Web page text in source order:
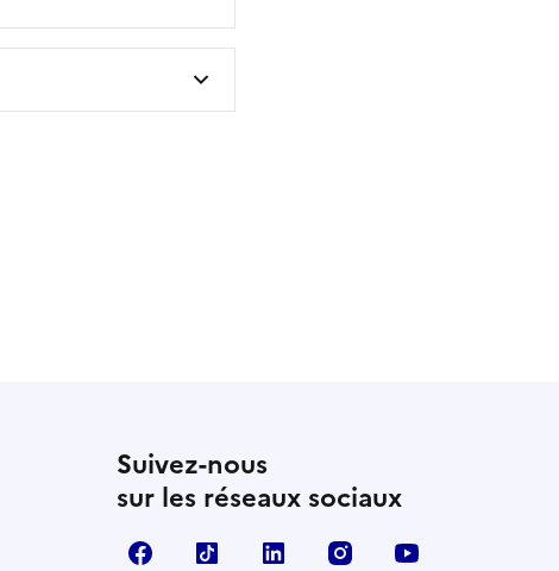
Suivez-nous
sur les réseaux sociaux
FacebookTikTok LinkedIn Instagram